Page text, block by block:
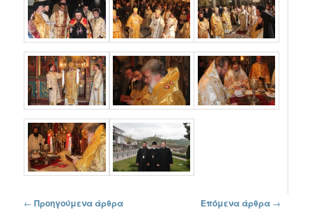
Πλοήγηση στα άρθρα
← Προηγούμενα άρθρα Επόμενα άρθρα →